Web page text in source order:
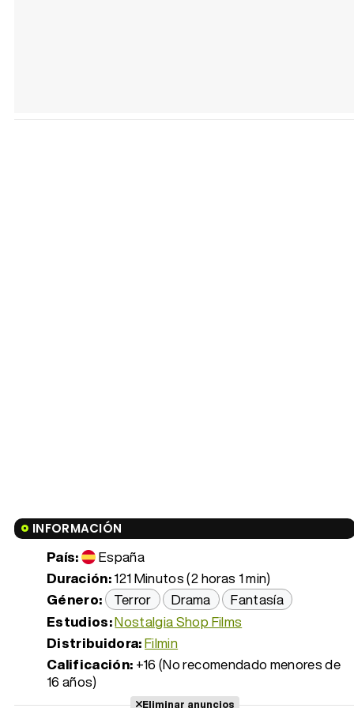
INFORMACIÓN
País:
España
Duración:121 Minutos (2 horas 1 min)
Género:
Terror Drama
Fantasía
Estudios:Nostalgia Shop Films
Distribuidora:Filmin
Calificación: +16 (No recomendado menores de
16 años)
Eliminar anuncios